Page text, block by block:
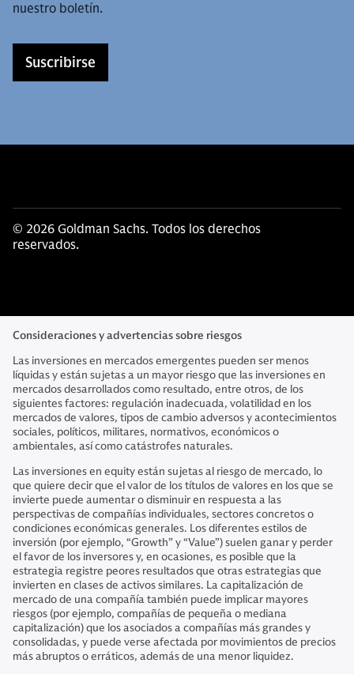
nuestro boletín.
Suscribirse
© 2026 Goldman Sachs. Todos los derechos
reservados.
Consideraciones y advertencias sobre riesgos
Las inversiones en mercados emergentes pueden ser menos
líquidas y están sujetas a un mayor riesgo que las inversiones en
mercados desarrollados como resultado, entre otros, de los
siguientes factores: regulación inadecuada, volatilidad en los
mercados de valores, tipos de cambio adversos y acontecimientos
sociales, políticos, militares, normativos, económicos o
ambientales, así como catástrofes naturales.
Las inversiones en equity están sujetas al riesgo de mercado, lo
que quiere decir que el valor de los títulos de valores en los que se
invierte puede aumentar o disminuir en respuesta a las
perspectivas de compañías individuales, sectores concretos o
condiciones económicas generales. Los diferentes estilos de
inversión (por ejemplo, “Growth” y “Value”) suelen ganar y perder
el favor de los inversores y, en ocasiones, es posible que la
estrategia registre peores resultados que otras estrategias que
invierten en clases de activos similares. La capitalización de
mercado de una compañía también puede implicar mayores
riesgos (por ejemplo, compañías de pequeña o mediana
capitalización) que los asociados a compañías más grandes y
consolidadas, y puede verse afectada por movimientos de precios
más abruptos o erráticos, además de una menor liquidez.